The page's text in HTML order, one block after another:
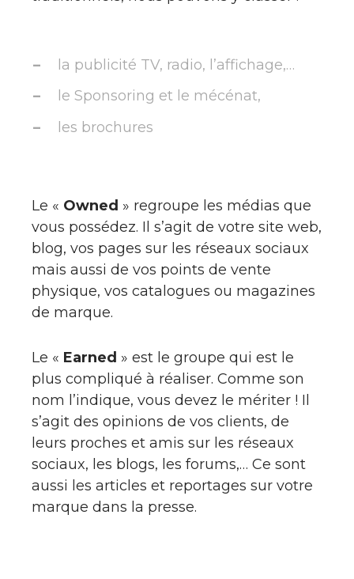
la publicité TV, radio, l’affichage,…
le Sponsoring et le mécénat,
les brochures
Le « Owned » regroupe les médias que
vous possédez. Il s’agit de votre site web,
blog, vos pages sur les réseaux sociaux
mais aussi de vos points de vente
physique, vos catalogues ou magazines
de marque.
Le « Earned » est le groupe qui est le
plus compliqué à réaliser. Comme son
nom l’indique, vous devez le mériter ! Il
s’agit des opinions de vos clients, de
leurs proches et amis sur les réseaux
sociaux, les blogs, les forums,… Ce sont
aussi les articles et reportages sur votre
marque dans la presse.